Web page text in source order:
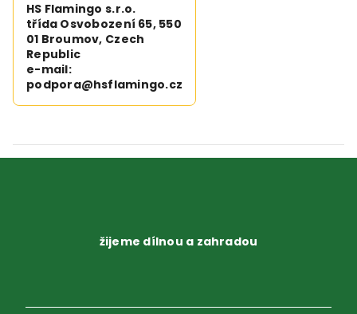
HS Flamingo s.r.o.
třída Osvobození 65, 550
01 Broumov, Czech
Republic
e-mail:
podpora@hsflamingo.cz
žijeme dílnou a zahradou